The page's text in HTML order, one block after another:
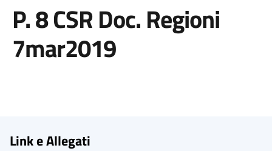
P. 8 CSR Doc. Regioni
7mar2019
Link e Allegati